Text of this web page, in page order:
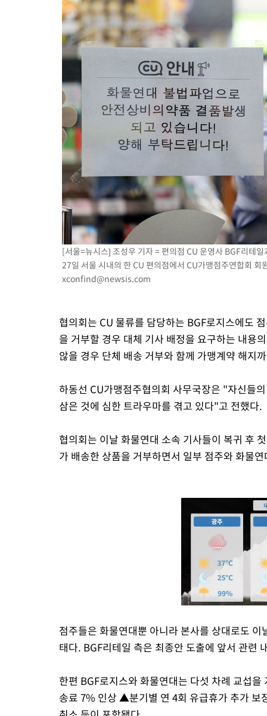
[서울=뉴시스] 조성우 기자 = 편의점 CU 운영사 BGF리테
27일 서울 시내의 한 CU 편의점에서 CU가맹점주연합회
xconfind@newsis.com
협의회는 CU 물류를 담당하는 BGF로지스에도
을 거부할 경우 대체 기사 배정을 요구하는 내용
않을 경우 단체 배송 거부와 함께 가맹계약 해지
하동선 CU가맹점주협의회 사무국장은 "자신들
삼은 것에 심한 트라우마를 겪고 있다"고 전했다.
협의회는 이날 화물연대 소속 기사들이 복귀 후
가 배송한 상품을 거부하면서 일부 점주와 화물
점주들은 화물연대뿐 아니라 본사를 상대로도
태다. BGF리테일 측은 최종안 도출에 앞서 관련
한편 BGF로지스와 화물연대는 다섯 차례 교섭
송료 7% 인상 ▲분기별 연 4회 유급휴가 추가